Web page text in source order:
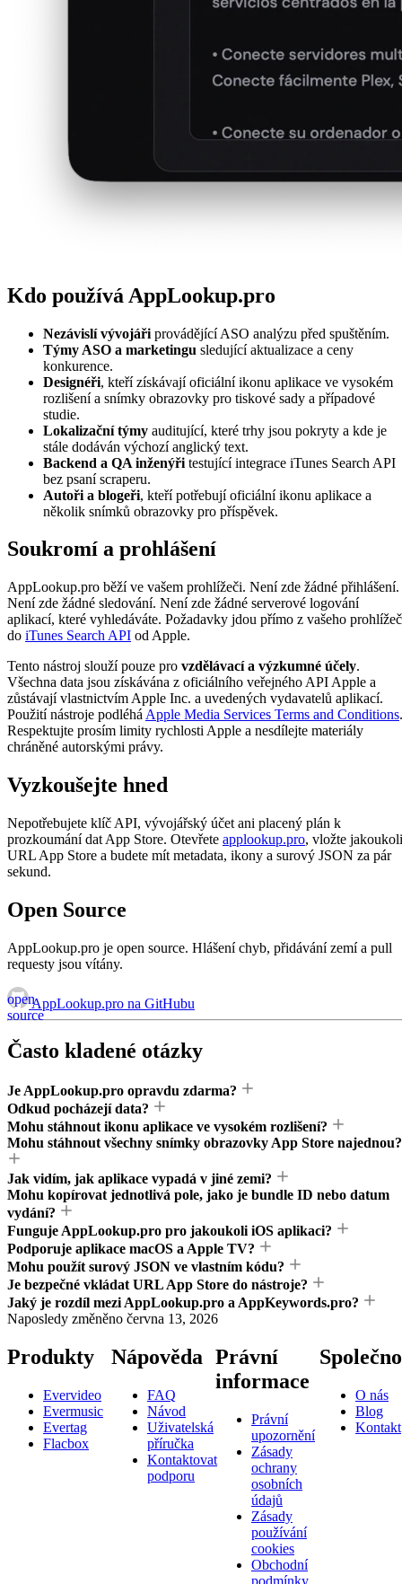
Kdo používá AppLookup.pro
Nezávislí vývojáři provádějící ASO analýzu před spuštěním.
Týmy ASO a marketingu sledující aktualizace a ceny
konkurence.
Designéři, kteří získávají oficiální ikonu aplikace ve vysokém
rozlišení a snímky obrazovky pro tiskové sady a případové
studie.
Lokalizační týmy auditující, které trhy jsou pokryty a kde je
stále dodáván výchozí anglický text.
Backend a QA inženýři testující integrace iTunes Search API
bez psaní scraperu.
Autoři a blogeři, kteří potřebují oficiální ikonu aplikace a
několik snímků obrazovky pro příspěvek.
Soukromí a prohlášení
AppLookup.pro běží ve vašem prohlížeči. Není zde žádné přihlášení.
Není zde žádné sledování. Není zde žádné serverové logování
aplikací, které vyhledáváte. Požadavky jdou přímo z vašeho
do iTunes Search API od Apple.
Tento nástroj slouží pouze pro vzdělávací a výzkumné účely.
Všechna data jsou získávána z oficiálního veřejného API Apple a
zůstávají vlastnictvím Apple Inc. a uvedených vydavatelů aplikací.
Použití nástroje podléhá Apple Media Services Terms and Conditions.
Respektujte prosím limity rychlosti Apple a nesdílejte materiály
chráněné autorskými právy.
Vyzkoušejte hned
Nepotřebujete klíč API, vývojářský účet ani placený plán k
prozkoumání dat App Store. Otevřete applookup.pro, vložte jakoukoli
URL App Store a budete mít metadata, ikony a surový JSON za pár
sekund.
Open Source
AppLookup.pro je open source. Hlášení chyb, přidávání zemí a pull
requesty jsou vítány.
AppLookup.pro na GitHubu
open
source
Často kladené otázky
Je AppLookup.pro opravdu zdarma?
Odkud pocházejí data?
Mohu stáhnout ikonu aplikace ve vysokém rozlišení?
Mohu stáhnout všechny snímky obrazovky App Store najednou?
Jak vidím, jak aplikace vypadá v jiné zemi?
Mohu kopírovat jednotlivá pole, jako je bundle ID nebo datum
vydání?
Funguje AppLookup.pro pro jakoukoli iOS aplikaci?
Podporuje aplikace macOS a Apple TV?
Mohu použít surový JSON ve vlastním kódu?
Je bezpečné vkládat URL App Store do nástroje?
Jaký je rozdíl mezi AppLookup.pro a AppKeywords.pro?
Naposledy změněno června 13, 2026
Produkty
Evervideo
Evermusic
Evertag
Flacbox
Nápověda
FAQ
Návod
Uživatelská
příručka
Kontaktovat
podporu
Právní
informace
Právní
upozornění
Zásady
ochrany
osobních
údajů
Zásady
používání
cookies
Obchodní
podmínky
O nás
Blog
Kontakt